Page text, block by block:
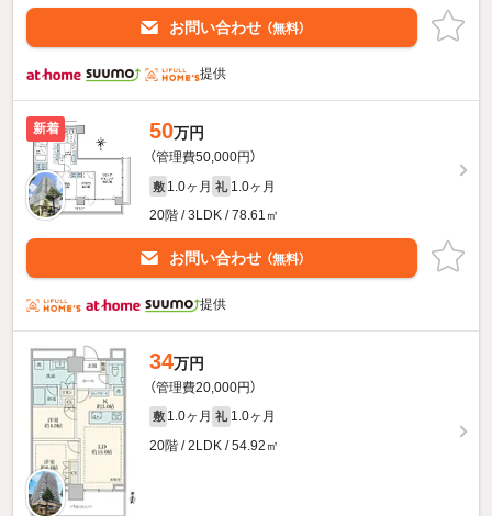
お問い合わせ （無料）
提供
新着 50万円
（管理費50,000円）
敷 1.0ヶ月 礼 1.0ヶ月
20階 / 3LDK / 78.61㎡
お問い合わせ （無料）
提供
34万円
（管理費20,000円）
敷 1.0ヶ月 礼 1.0ヶ月
20階 / 2LDK / 54.92㎡